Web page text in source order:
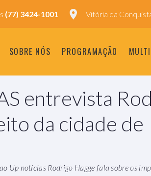
(77) 3424-1001 Vitória da
SOBRE NÓS PROGRAMAÇÃO
entrevista
da cidade de
Up notícias Rodrigo Hagge fala sobre os